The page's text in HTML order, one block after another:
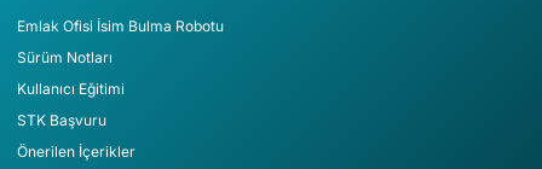
Emlak Ofisi İsim Bulma Robotu
Sürüm Notları
Kullanıcı Eğitimi
STK Başvuru
Önerilen İçerikler